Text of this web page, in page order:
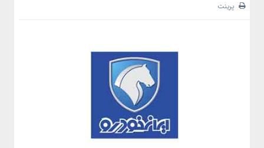
پرینت